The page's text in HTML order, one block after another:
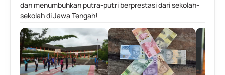
dan menumbuhkan putra-putri berprestasi dari sekolah-
sekolah di Jawa Tengah!